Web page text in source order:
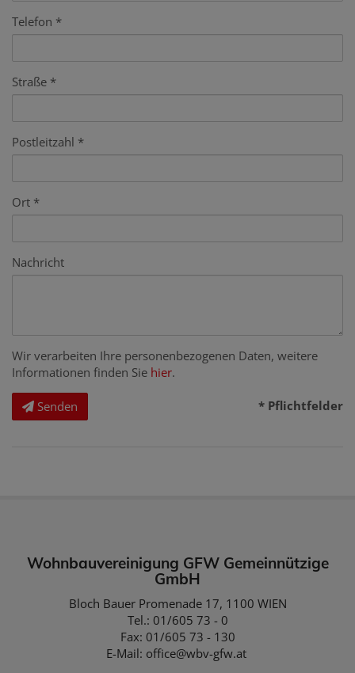
Telefon
Straße
Postleitzahl
Ort
Nachricht
Wir verarbeiten Ihre personenbezogenen Daten, weitere
Informationen finden Sie hier.
Senden * Pflichtfelder
Wohnbauvereinigung GFW Gemeinnützige
GmbH
Bloch Bauer Promenade 17, 1100 WIEN
Tel.: 01/605 73 - 0
Fax: 01/605 73 - 130
E-Mail: office@wbv-gfw.at